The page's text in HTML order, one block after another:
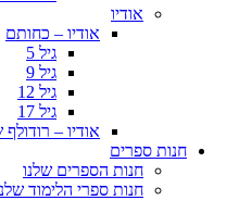
אודיו
אודיו – כחותם
גיל 5
גיל 9
גיל 12
גיל 17
אודיו – רודולף
חנות ספרים
חנות הספרים שלנו
חנות ספרי הלימוד